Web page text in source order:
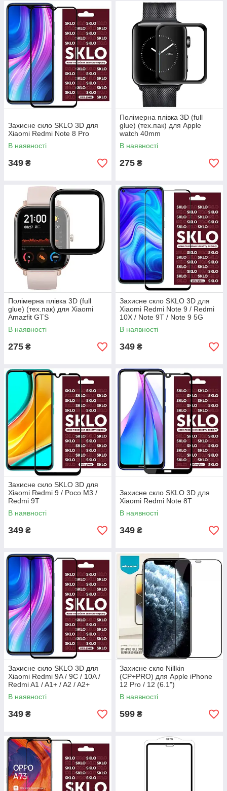
Захисне скло SKLO 3D для
Xiaomi Redmi Note 8 Pro
В наявності
349 ₴
Полімерна плівка 3D (full
glue) (тех.пак) для Apple
watch 40mm
В наявності
275 ₴
Полімерна плівка 3D (full
glue) (тех.пак) для Xiaomi
Amazfit GTS
В наявності
275 ₴
Захисне скло SKLO 3D для
Xiaomi Redmi Note 9 / Redmi
10X / Note 9T / Note 9 5G
В наявності
349 ₴
Захисне скло SKLO 3D для
Xiaomi Redmi 9 / Poco M3 /
Redmi 9T
В наявності
349 ₴
Захисне скло SKLO 3D для
Xiaomi Redmi Note 8T
В наявності
349 ₴
Захисне скло SKLO 3D для
Xiaomi Redmi 9A / 9C / 10A /
Redmi A1 / A1+ / A2 / A2+
В наявності
349 ₴
Захисне скло Nillkin
(CP+PRO) для Apple iPhone
12 Pro / 12 (6.1")
В наявності
599 ₴